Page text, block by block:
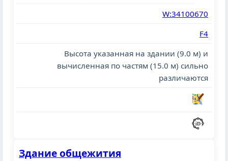
W:34100670
F4
Высота указанная на здании (9.0 м) и
вычисленная по частям (15.0 м) сильно
различаются
Здание общежития